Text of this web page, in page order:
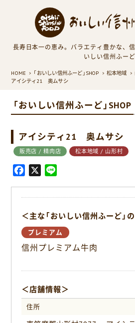
長寿日本一の恵み。バラエティ豊かな、
いしい信州ふーど
HOME 「おいしい信州ふーど」SHOP 松本地域
アイシティ21 奥ムサシ
「おいしい信州ふーど」SHOP
アイシティ21 奥ムサシ
販売店 / 精肉店 松本地域 / 山形村
b
o
o
k
X
＜主な「おいしい信州ふーど」
プレミアム
信州プレミアム牛肉
＜店舗情報＞
住所